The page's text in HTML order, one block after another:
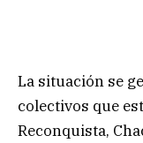
La situación se
colectivos que
Reconquista,